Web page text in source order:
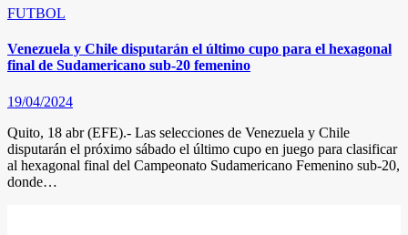
FUTBOL
Venezuela y Chile disputarán el último cupo para el hexagonal
final de Sudamericano sub-20 femenino
19/04/2024
Quito, 18 abr (EFE).- Las selecciones de Venezuela y Chile
disputarán el próximo sábado el último cupo en juego para clasificar
al hexagonal final del Campeonato Sudamericano Femenino sub-20,
donde…